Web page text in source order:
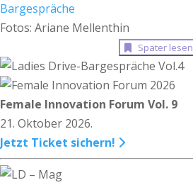
Bargespräche
Fotos: Ariane Mellenthin
Später lesen
Female Innovation Forum Vol. 9
21. Oktober 2026.
Jetzt Ticket sichern!